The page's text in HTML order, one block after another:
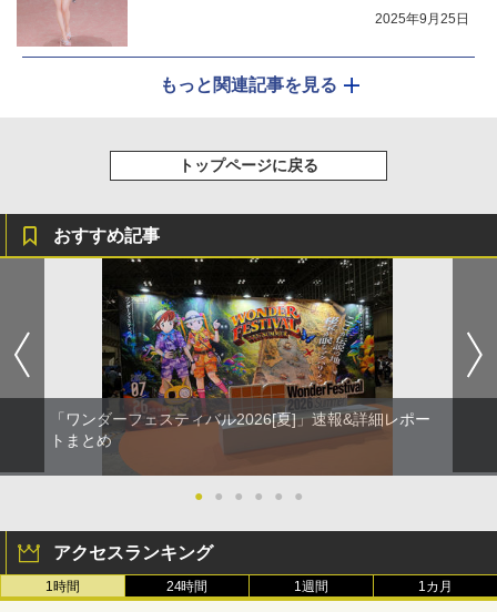
2025年9月25日
もっと関連記事を見る
トップページに戻る
おすすめ記事
「ワンダーフェスティバル2026[夏]」速報&詳細レポー
トまとめ
● ● ● ● ● ●
アクセスランキング
1時間 24時間 1週間 1カ月